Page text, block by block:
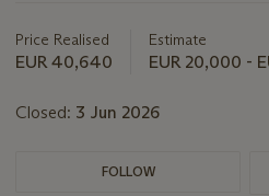
lot
Price Realised
EUR 40,640
Estimate
EUR 20,000 -
Closed: 3 Jun 2026
FOLLOW